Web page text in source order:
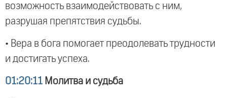
возможность взаимодействовать с ним,
разрушая препятствия судьбы.
• Вера в бога помогает преодолевать трудности
и достигать успеха.
01:20:11 Молитва и судьба